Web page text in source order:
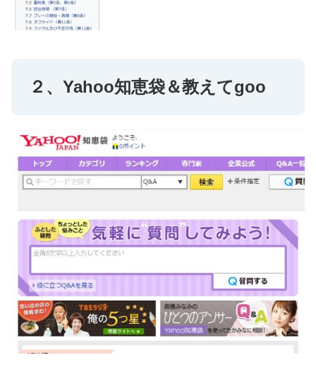
２、Yahoo知恵袋＆教えてgoo